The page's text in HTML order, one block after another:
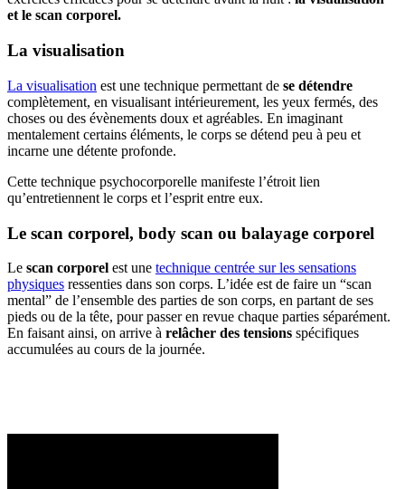
etle scan corporel.
La visualisation
La visualisation est une technique permettant de se détendre
complètement, en visualisant intérieurement, les yeux fermés, des
choses ou des évènements doux et agréables. En imaginant
mentalement certains éléments, le corps se détend peu à peu et
incarne une détente profonde.
Cette technique psychocorporelle manifeste l’étroit lien
qu’entretiennent le corps et l’esprit entre eux.
Le scan corporel, body scan ou balayage corporel
Le scan corporel est une technique centrée sur les sensations
physiques ressenties dans son corps. L’idée est de faire un “scan
mental” de l’ensemble des parties de son corps, en partant de ses
pieds ou de la tête, pour passer en revue chaque parties séparément.
En faisant ainsi, on arrive à relâcher des tensions spécifiques
accumulées au cours de la journée.